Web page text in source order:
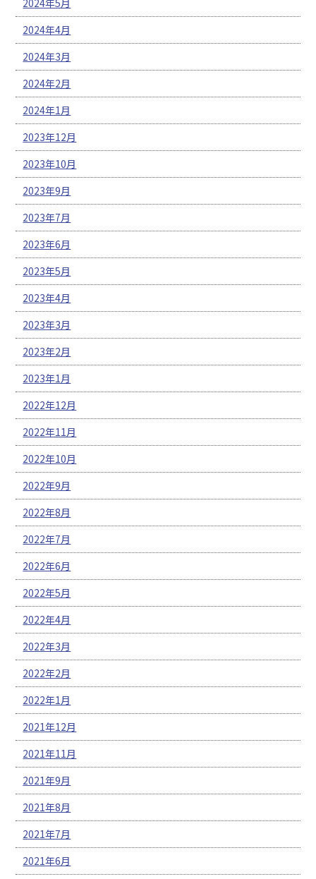
2024年4月
2024年3月
2024年2月
2024年1月
2023年12月
2023年10月
2023年9月
2023年7月
2023年6月
2023年5月
2023年4月
2023年3月
2023年2月
2023年1月
2022年12月
2022年11月
2022年10月
2022年9月
2022年8月
2022年7月
2022年6月
2022年5月
2022年4月
2022年3月
2022年2月
2022年1月
2021年12月
2021年11月
2021年9月
2021年8月
2021年7月
2021年6月